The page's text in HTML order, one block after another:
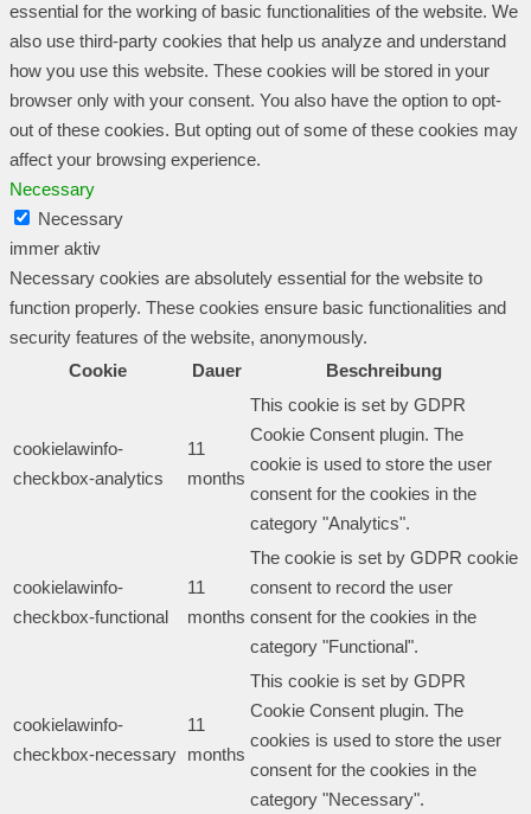
essential for the working of basic functionalities of the website. We
also use third-party cookies that help us analyze and understand
how you use this website. These cookies will be stored in your
browser only with your consent. You also have the option to opt-
out of these cookies. But opting out of some of these cookies may
affect your browsing experience.
Necessary
Necessary
immer aktiv
Necessary cookies are absolutely essential for the website to
function properly. These cookies ensure basic functionalities and
security features of the website, anonymously.
Cookie
Dauer Beschreibung
cookielawinfo-
checkbox-analytics
11
months
This cookie is set by GDPR
Cookie Consent plugin. The
cookie is used to store the user
consent for the cookies in the
category "Analytics".
cookielawinfo-
checkbox-functional
11
months
The cookie is set by GDPR cookie
consent to record the user
consent for the cookies in the
category "Functional".
cookielawinfo-
checkbox-necessary
11
months
This cookie is set by GDPR
Cookie Consent plugin. The
cookies is used to store the user
consent for the cookies in the
category "Necessary".